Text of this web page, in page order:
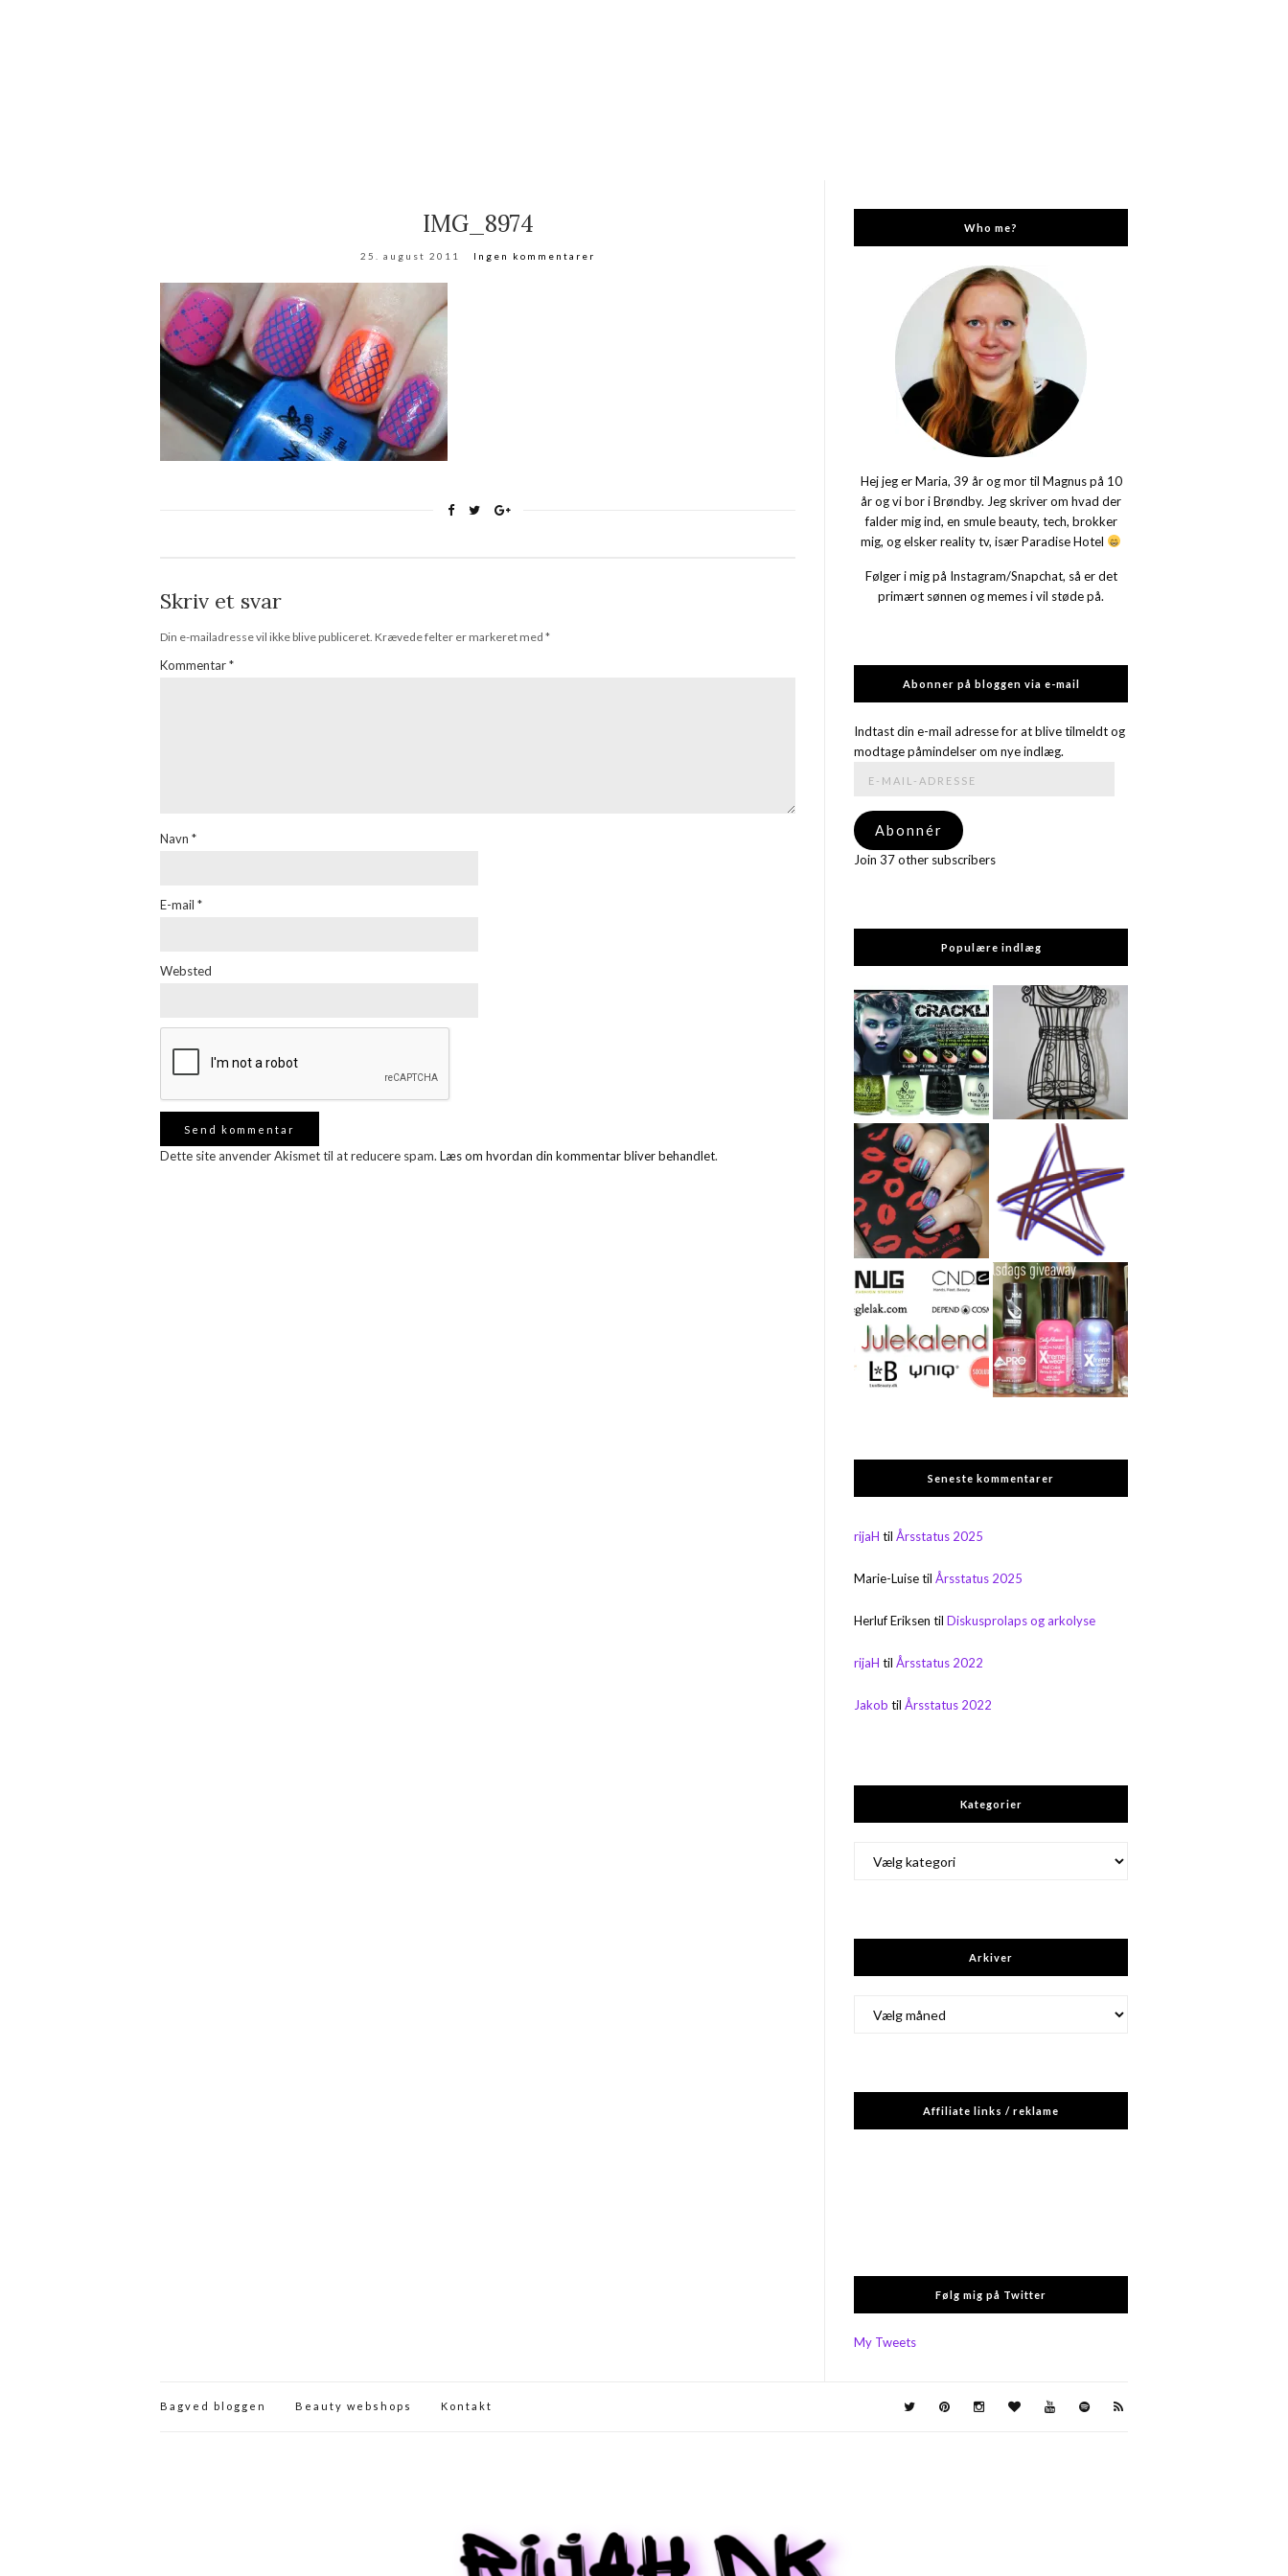
IMG_8974
25. august 2011 Ingen kommentarer
Skriv et svar
Din e-mailadresse vil ikke blive publiceret. Krævede felter er markeret med *
Kommentar*
Navn *
E-mail *
Websted
Dette site anvender Akismet til at reducere spam. Læs om hvordan din kommentar bliver behandlet.
Who me?
Hej jeg er Maria, 39 år og mor til Magnus på 10
år og vi bor i Brøndby. Jeg skriver om hvad der
falder mig ind, en smule beauty, tech, brokker
mig, og elsker reality tv, især Paradise Hotel
Følger i mig på Instagram/Snapchat, så er det
primært sønnen og memes i vil støde på.
Abonner på bloggen via e-mail
Indtast din e-mail adresse for at blive tilmeldt og
modtage påmindelser om nye indlæg.
adresse
Abonnér
Join 37 other subscribers
Populære indlæg
Seneste kommentarer
rijaH tilÅrsstatus 2025
Marie-LuisetilÅrsstatus 2025
Herluf Eriksen tilDiskusprolaps og arkolyse
rijaH tilÅrsstatus 2022
Jakob tilÅrsstatus 2022
Kategorier
Arkiver
Affiliate links / reklame
Følg mig på Twitter
My Tweets
Bagved bloggen Beauty webshops Kontakt